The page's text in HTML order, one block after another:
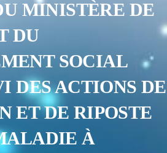
MINISTÈRE DE
DU
SOCIAL
DES ACTIONS DE
ET DE RIPOSTE
À